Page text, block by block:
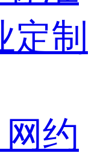
定制
约